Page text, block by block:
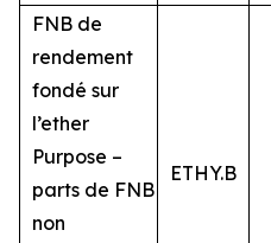
FNB de
rendement
fondé sur
l’ether
Purpose –
parts de FNB
non
ETHY.B